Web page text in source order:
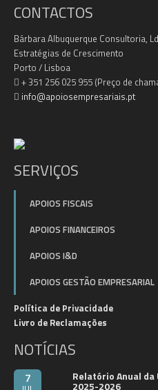
CONTACTOS
Bárbara Albuquerque Consultoria,
Estratégias de Crescimento
Porto / Lisboa
+ 351 256 025 955 (Preço de
info@apoiosempresariais.pt
SERVIÇOS
APOIOS FISCAIS
APOIOS FINANCEIROS
APOIOS I&D
APOIOS GESTÃO EMPRESARIAL
Política de Privacidade
Livro de Reclamações
NOTÍCIAS
7 Relatório Anual da
2025-2026